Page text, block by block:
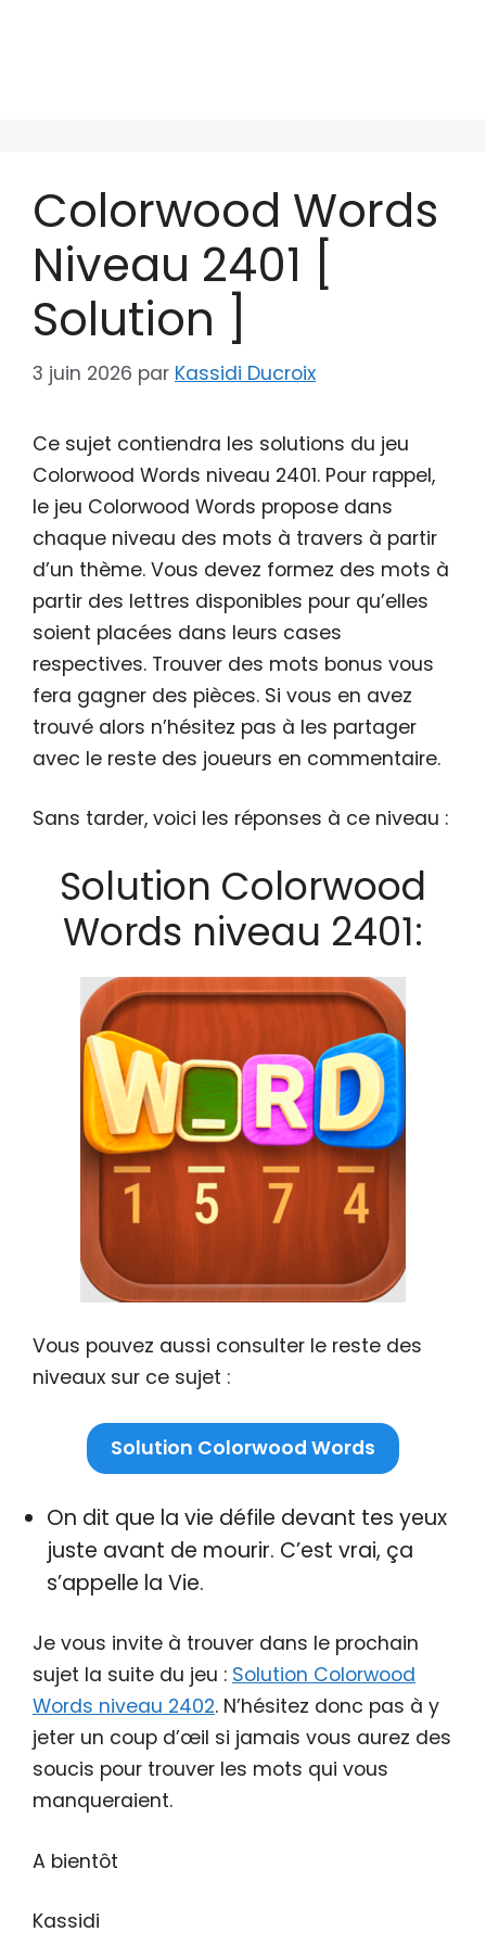
Colorwood Words
Niveau 2401 [
Solution ]
3 juin 2026 par Kassidi Ducroix
Ce sujet contiendra les solutions du jeu
Colorwood Words niveau 2401. Pour rappel,
le jeu Colorwood Words propose dans
chaque niveau des mots à travers à partir
d’un thème. Vous devez formez des mots à
partir des lettres disponibles pour qu’elles
soient placées dans leurs cases
respectives. Trouver des mots bonus vous
fera gagner des pièces. Si vous en avez
trouvé alors n’hésitez pas à les partager
avec le reste des joueurs en commentaire.
Sans tarder, voici les réponses à ce niveau :
Solution Colorwood
Words niveau 2401:
Vous pouvez aussi consulter le reste des
niveaux sur ce sujet :
Solution Colorwood Words
On dit que la vie défile devant tes yeux
juste avant de mourir. C’est vrai, ça
s’appelle la Vie.
Je vous invite à trouver dans le prochain
sujet la suite du jeu : Solution Colorwood
Words niveau 2402. N’hésitez donc pas à y
jeter un coup d’œil si jamais vous aurez des
soucis pour trouver les mots qui vous
manqueraient.
A bientôt
Kassidi